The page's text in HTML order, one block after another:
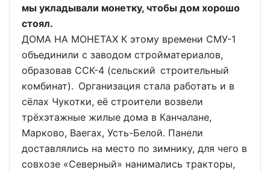
мы укладывали монетку, чтобы дом хорошо
стоял.
ДОМА НА МОНЕТАХ К этому времени СМУ-1
объединили с заводом стройматериалов,
образовав ССК-4 (сельский строительный
комбинат). Организация стала работать и в
сёлах Чукотки, её строители возвели
трёхэтажные жилые дома в Канчалане,
Марково, Ваегах, Усть-Белой. Панели
доставлялись на место по зимнику, для чего в
совхозе «Северный» нанимались тракторы,